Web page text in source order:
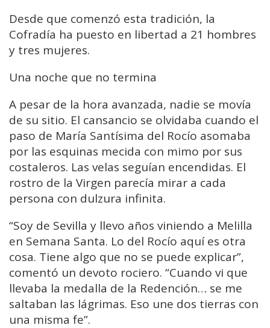
Desde que comenzó esta tradición, la
Cofradía ha puesto en libertad a 21 hombres
y tres mujeres.
Una noche que no termina
A pesar de la hora avanzada, nadie se movía
de su sitio. El cansancio se olvidaba cuando el
paso de María Santísima del Rocío asomaba
por las esquinas mecida con mimo por sus
costaleros. Las velas seguían encendidas. El
rostro de la Virgen parecía mirar a cada
persona con dulzura infinita.
“Soy de Sevilla y llevo años viniendo a Melilla
en Semana Santa. Lo del Rocío aquí es otra
cosa. Tiene algo que no se puede explicar”,
comentó un devoto rociero. “Cuando vi que
llevaba la medalla de la Redención… se me
saltaban las lágrimas. Eso une dos tierras con
una misma fe”.